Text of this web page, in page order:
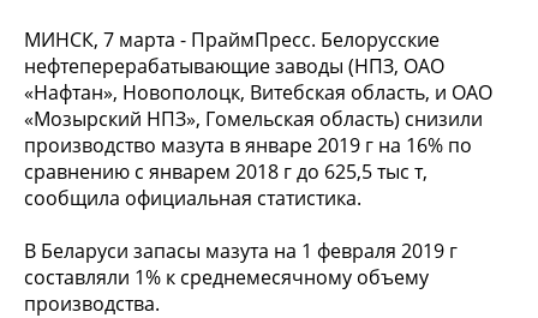
МИНСК, 7 марта - ПраймПресс. Белорусские
нефтеперерабатывающие заводы (НПЗ, ОАО
«Нафтан», Новополоцк, Витебская область, и ОАО
«Мозырский НПЗ», Гомельская область) снизили
производство мазута в январе 2019 г на 16% по
сравнению с январем 2018 г до 625,5 тыс т,
сообщила официальная статистика.
В Беларуси запасы мазута на 1 февраля 2019 г
составляли 1% к среднемесячному объему
производства.